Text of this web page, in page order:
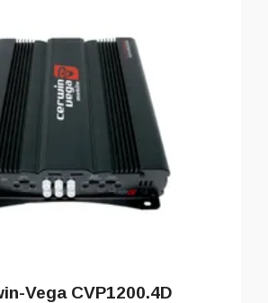
Vega CVP1200.4D